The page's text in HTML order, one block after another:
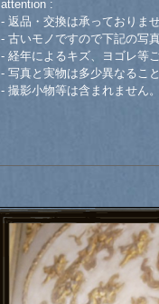
attention :
- 返品・交換は承っておりま
- 古いモノですので下記の写
- 経年によるキズ、ヨゴレ等
- 写真と実物は多少異なるこ
- 撮影小物等は含まれません